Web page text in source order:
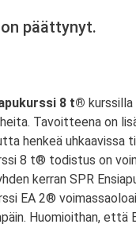
päättynyt.
8 t®
Tavoitteena on
henkeä uhkaavissa
8 t® todistus on
kerran SPR
EA 2®
Huomioithan, että